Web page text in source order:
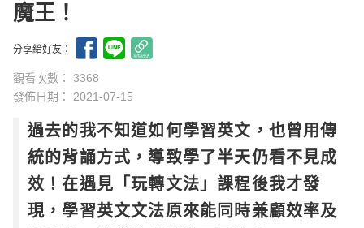
魔王！
分享給好友：
觀看次數： 3368
發佈日期： 2021-07-15
過去的我不知道如何學習英文，也曾用傳
統的背誦方式，導致學了半天仍看不見成
效！在遇見「玩轉文法」課程後我才發
現，學習英文文法原來能同時兼顧效率及